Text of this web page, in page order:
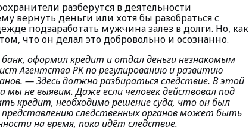
разберутся в деятельности
вернуть деньги или хотя бы разобраться с
подзаработать мужчина залез в долги. Но, как
что он делал это добровольно и осознанно.
оформил кредит и отдал деньги незнакомым
Агентства РК по регулированию и развитию
— Здесь должно разбираться следствие. В этой
мы не выявим. Даже если человек действовал под
кредит, необходимо решение суда, что он был
следственных органов может быть
на время, пока идёт следствие.